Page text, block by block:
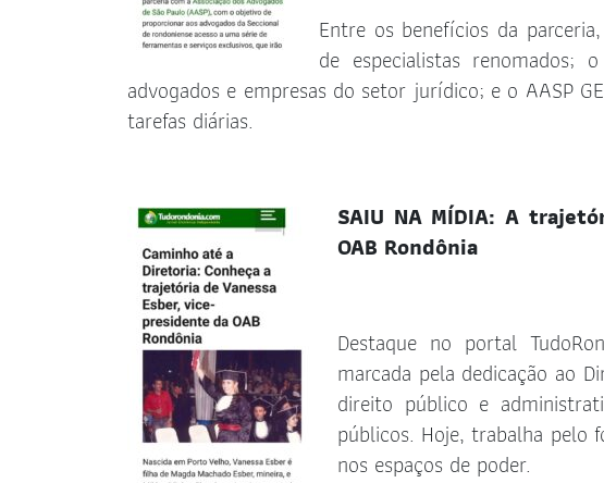
Entre os benefícios da
de especialistas renomados;
advogados e empresas do setor jurídico; e o AASP
tarefas diárias.
SAIU NA MÍDIA: A
OAB Rondônia
Destaque no portal
marcada pela dedicação ao
direito público e
públicos. Hoje, trabalha pelo
nos espaços de poder.